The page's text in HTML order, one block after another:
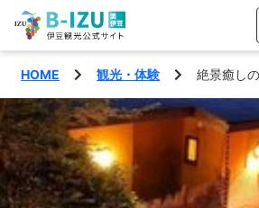
伊豆半島を知る
伊豆のみどころ
みる
観光・体験
HOME 観光・体験 絶景癒し